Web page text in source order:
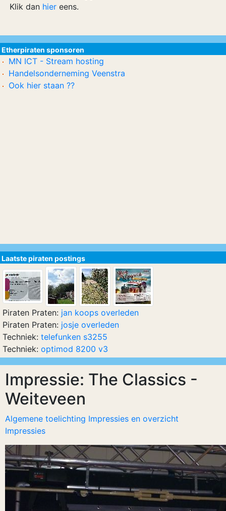
Impressie: The Classics -
Weiteveen
Algemene toelichting Impressies en overzicht
Impressies
Klik dan hier eens.
Etherpiraten sponsoren
MN ICT - Stream hosting
Handelsonderneming Veenstra
Ook hier staan ??
Laatste piraten postings
Piraten Praten: jan koops overleden
Piraten Praten: josje overleden
Techniek: telefunken s3255
Techniek: optimod 8200 v3